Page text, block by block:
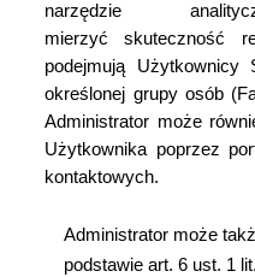
narzędzie
mierzyćskuteczność
podejmują Użytkownicy
okreś lonej grupy osób
Administrator może
Użytkownika poprzez
kontaktowych.
Administrator może tak
podstawie art. 6 ust. 1